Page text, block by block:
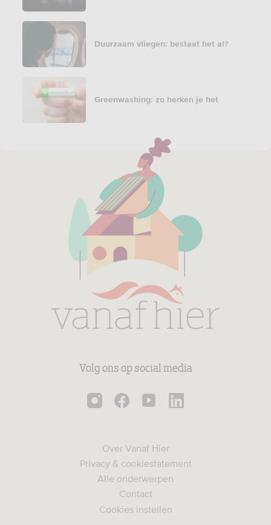
Duurzaam vliegen: bestaat het al?
Greenwashing: zo herken je het
Volg ons op social media
Over Vanaf Hier
Privacy & cookiestatement
Alle onderwerpen
Contact
Cookies instellen